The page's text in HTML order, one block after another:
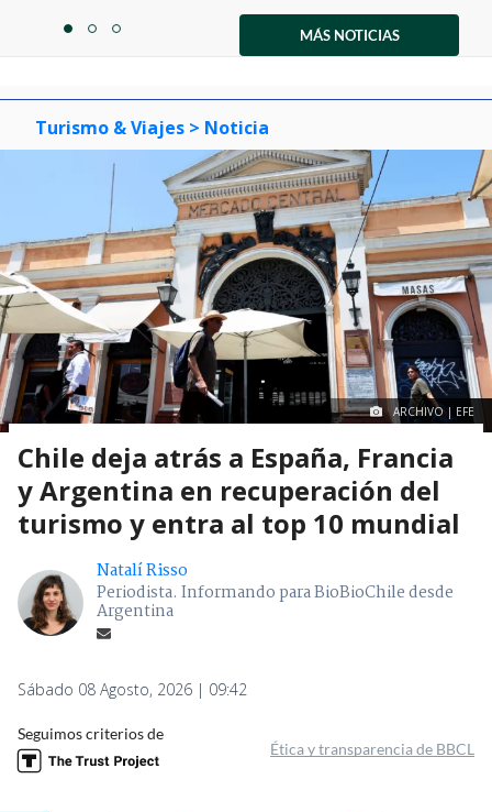
itemitemitem
MÁS NOTICIAS
Turismo & Viajes > Noticia
ARCHIVO | EFE
Chile deja atrás a España, Francia
y Argentina en recuperación del
turismo y entra al top 10 mundial
Natalí Risso
Periodista. Informando para BioBioChile desde
Argentina
Sábado 08 Agosto, 2026 | 09:42
Seguimos criterios de
Ética y transparencia de BBCL